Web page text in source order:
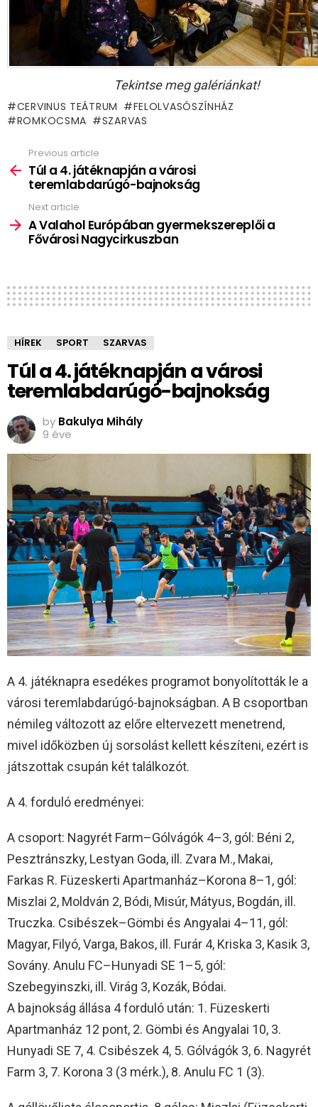
Tekintse meg galériánkat!
CERVINUS TEÁTRUM
FELOLVASÓSZÍNHÁZ
ROMKOCSMA
SZARVAS
more
Previous article
Túl a 4. játéknapján a városi
teremlabdarúgó-bajnokság
Next article
A Valahol Európában gyermekszereplői a
Fővárosi Nagycirkuszban
HÍREK SPORT SZARVAS
Túl a 4. játéknapján a városi
teremlabdarúgó-bajnokság
by Bakulya Mihály
9 éve
A 4. játéknapra esedékes programot bonyolították le a
városi teremlabdarúgó-bajnokságban. A B csoportban
némileg változott az előre eltervezett menetrend,
mivel időközben új sorsolást kellett készíteni, ezért is
játszottak csupán két találkozót.
A 4. forduló eredményei:
A csoport: Nagyrét Farm–Gólvágók 4–3, gól: Béni 2,
Pesztránszky, Lestyan Goda, ill. Zvara M., Makai,
Farkas R. Füzeskerti Apartmanház–Korona 8–1, gól:
Miszlai 2, Moldván 2, Bódi, Misúr, Mátyus, Bogdán, ill.
Truczka. Csibészek–Gömbi és Angyalai 4–11, gól:
Magyar, Filyó, Varga, Bakos, ill. Furár 4, Kriska 3, Kasik 3,
Sovány. Anulu FC–Hunyadi SE 1–5, gól:
Szebegyinszki, ill. Virág 3, Kozák, Bódai.
A bajnokság állása 4 forduló után: 1. Füzeskerti
Apartmanház 12 pont, 2. Gömbi és Angyalai 10, 3.
Hunyadi SE 7, 4. Csibészek 4, 5. Gólvágók 3, 6. Nagyrét
Farm 3, 7. Korona 3 (3 mérk.), 8. Anulu FC 1 (3).